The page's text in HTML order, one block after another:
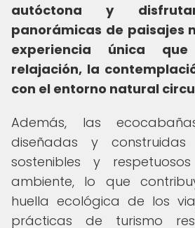
autóctona y
panorámicas de paisajes
experiencia única
relajación, la
con el entorno natural
Además, las
diseñadas y
sostenibles y
ambiente, lo que
huella ecológica de los
prácticas de turismo